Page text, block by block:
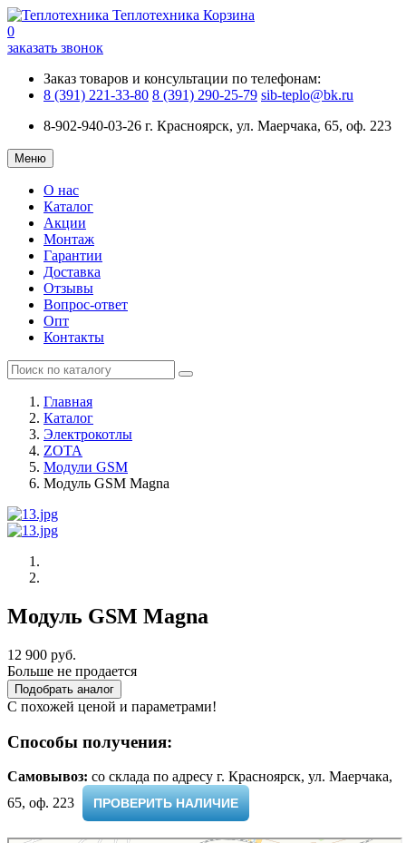
Теплотехника Корзина
0
заказать звонок
Заказ товаров и консультации по телефонам:
8 (391) 221-33-80 8 (391) 290-25-79 sib-teplo@bk.ru
8-902-940-03-26 г. Красноярск, ул. Маерчака, 65, оф. 223
Меню
О нас
Каталог
Акции
Монтаж
Гарантии
Доставка
Отзывы
Вопрос-ответ
Опт
Контакты
Главная
Каталог
Электрокотлы
ZOTA
Модули GSM
Модуль GSM Magna
Модуль GSM Magna
12 900 руб.
Больше не продается
Подобрать аналог
С похожей ценой и параметрами!
Способы получения:
Самовывоз: cо склада по адресу г. Красноярск, ул. Маерчака,
65, оф. 223 ​
ПРОВЕРИТЬ НАЛИЧИЕ